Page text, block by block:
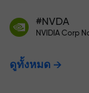
#NVDA
ดูทั้งหมด